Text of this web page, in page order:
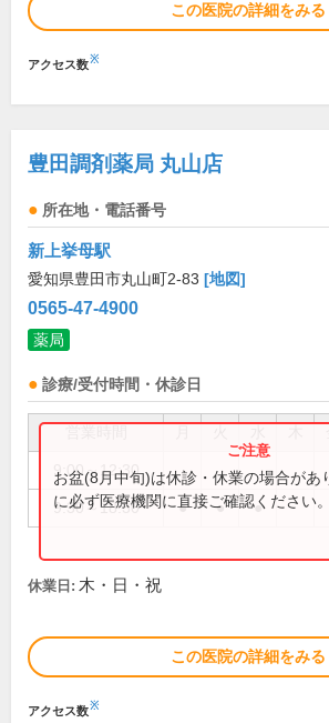
この医院の詳細をみる
アクセス数※
豊田調剤薬局 丸山店
所在地・電話番号
新上挙母駅
愛知県豊田市丸山町2-83 [地図]
0565-47-4900
薬局
診療/受付時間・休診日
9:00～12:30
9:30～18:30 ● ● ●
お盆(8月中旬)は休診・休業の場合があ
に必ず医療機関に直接ご確認ください。
休業日: 木・日・祝
この医院の詳細をみる
アクセス数※